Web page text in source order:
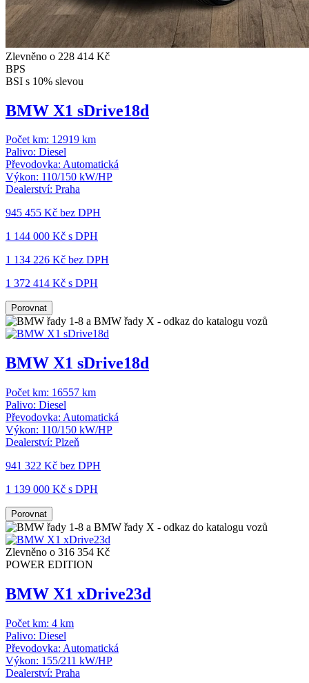
Zlevněno o 228 414 Kč
BPS
BSI s 10% slevou
BMW X1 sDrive18d
Počet km: 12919 km
Palivo: Diesel
Převodovka: Automatická
Výkon: 110/150 kW/HP
Dealerství: Praha
945 455 Kč bez DPH
1 144 000 Kč s DPH
1 134 226 Kč bez DPH
1 372 414 Kč s DPH
Porovnat
BMW X1 sDrive18d
Počet km: 16557 km
Palivo: Diesel
Převodovka: Automatická
Výkon: 110/150 kW/HP
Dealerství: Plzeň
941 322 Kč bez DPH
1 139 000 Kč s DPH
Porovnat
Zlevněno o 316 354 Kč
POWER EDITION
BMW X1 xDrive23d
Počet km: 4 km
Palivo: Diesel
Převodovka: Automatická
Výkon: 155/211 kW/HP
Dealerství: Praha